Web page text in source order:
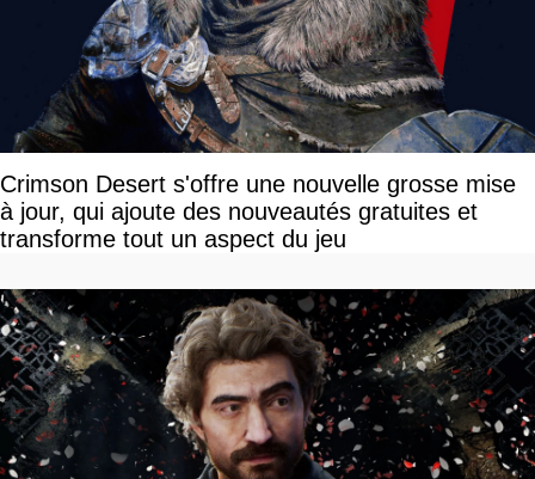
Crimson Desert s'offre une nouvelle grosse mise
à jour, qui ajoute des nouveautés gratuites et
transforme tout un aspect du jeu